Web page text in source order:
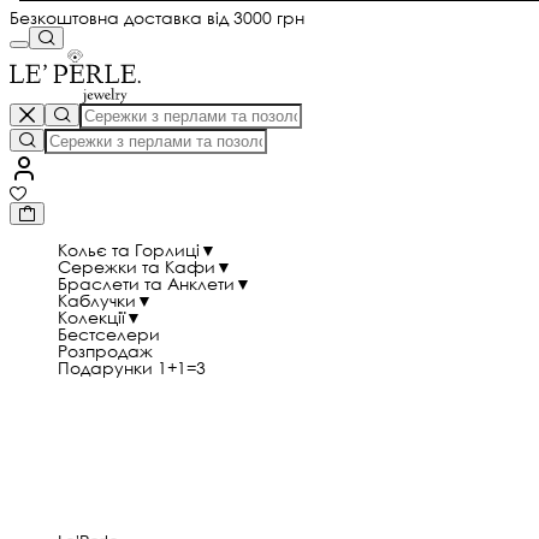
Безкоштовна доставка від 3000 грн
Кольє та Горлиці ▼
Сережки та Кафи ▼
Браслети та Анклети ▼
Каблучки ▼
Колекції▼
Бестселери
Розпродаж
Подарунки 1+1=3